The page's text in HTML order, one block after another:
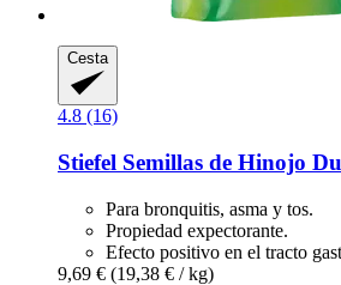
Cesta
4.8 (16)
Stiefel Semillas de Hinojo
Para bronquitis, asma y tos.
Propiedad expectorante.
Efecto positivo en el tracto
9,69 € (19,38 € / kg)